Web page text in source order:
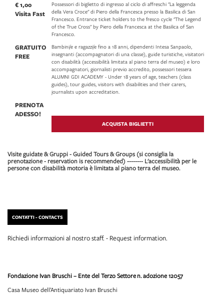
€ 1,00
Visita Fast
Possessori di biglietto di ingresso al ciclo di affreschi "La leggenda
della Vera Croce" di Piero della Francesca presso la Basilica di San
Francesco. Entrance ticket holders to the fresco cycle "The Legend
of the True Cross" by Piero della Francesca at the Basilica of San
Francesco.
GRATUITO
FREE
Bambini/e e ragazzi/e fino a 18 anni, dipendenti Intesa Sanpaolo,
insegnanti (accompagnatori di una classe), guide turistiche, visitatori
con disabilità (accessibilità limitata al piano terra del museo) e loro
accompagnatori, giornalisti previo accredito, possessori tessera
ALUMNI GDI ACADEMY - Under 18 years of age, teachers (class
guides), tour guides, visitors with disabilities and their carers,
journalists upon accreditation.
PRENOTA
ADESSO!
ACQUISTA BIGLIETTI
Visite guidate & Gruppi - Guided Tours & Groups (si consiglia la
prenotazione - reservation is recommended) -------- L'accessibilità per le
persone con disabilità motoria è limitata al piano terra del museo.
CONTATTI - CONTACTS
Richiedi informazioni al nostro staff. - Request information.
Fondazione Ivan Bruschi – Ente del Terzo Settoren. adozione 12057
Casa Museo dell’Antiquariato Ivan Bruschi